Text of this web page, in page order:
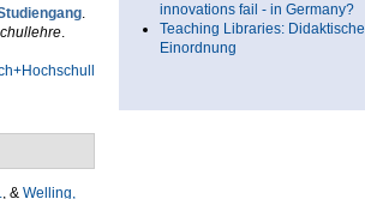
.
.
, & Welling,
innovations fail - in Germany?
Teaching Libraries: Didaktische
Einordnung